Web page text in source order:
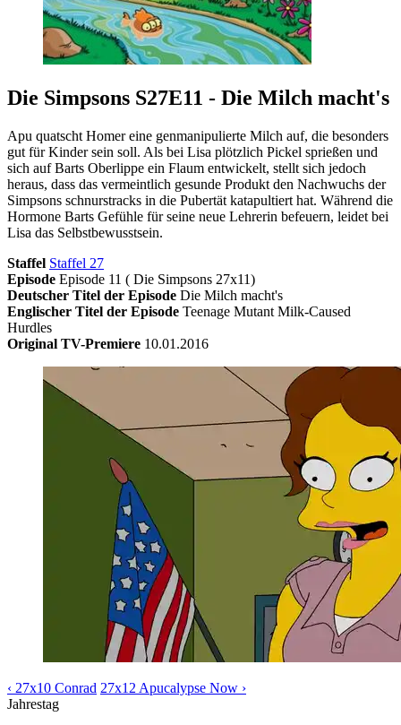
Die Simpsons S27E11 - Die Milch macht's
Apu quatscht Homer eine genmanipulierte Milch auf, die besonders
gut für Kinder sein soll. Als bei Lisa plötzlich Pickel sprießen und
sich auf Barts Oberlippe ein Flaum entwickelt, stellt sich jedoch
heraus, dass das vermeintlich gesunde Produkt den Nachwuchs der
Simpsons schnurstracks in die Pubertät katapultiert hat. Während die
Hormone Barts Gefühle für seine neue Lehrerin befeuern, leidet bei
Lisa das Selbstbewusstsein.
Staffel Staffel 27
Episode Episode 11 ( Die Simpsons 27x11)
Deutscher Titel der Episode Die Milch macht's
Englischer Titel der Episode Teenage Mutant Milk-Caused
Hurdles
Original TV-Premiere 10.01.2016
‹ 27x10 Conrad 27x12 Apucalypse Now ›
Jahrestag